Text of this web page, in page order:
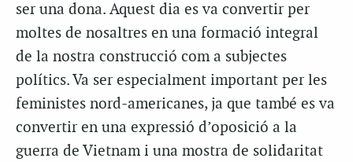
ser una dona. Aquest dia es va convertir per
moltes de nosaltres en una formació integral
de la nostra construcció com a subjectes
polítics. Va ser especialment important per les
feministes nord-americanes, ja que també es va
convertir en una expressió d’oposició a la
guerra de Vietnam i una mostra de solidaritat